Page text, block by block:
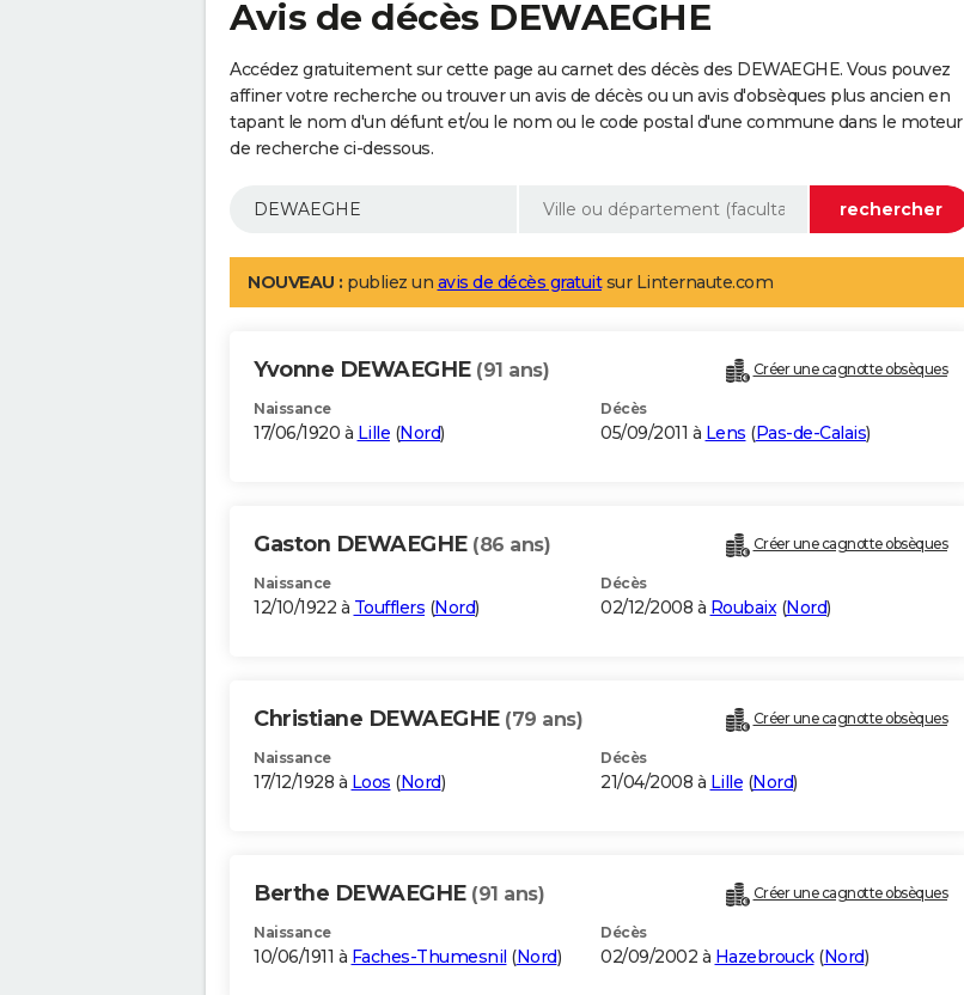
Avis de décès DEWAEGHE
Accédez gratuitement sur cette page au carnet des décès des DEWAEGHE. Vous pouvez
affiner votre recherche ou trouver un avis de décès ou un avis d'obsèques plus ancien en
tapant le nom d'un défunt et/ou le nom ou le code postal d'une commune dans le moteur
de recherche ci-dessous.
NOUVEAU : publiez un avis de décès gratuitsur Linternaute.com
Yvonne DEWAEGHE (91 ans) Créer une cagnotte obsèques
Naissance
17/06/1920 à Lille (Nord)
Décès
05/09/2011 à Lens (Pas-de-Calais)
Gaston DEWAEGHE (86 ans) Créer une cagnotte obsèques
Naissance
12/10/1922 à Toufflers (Nord)
Décès
02/12/2008 à Roubaix(Nord)
Christiane DEWAEGHE (79 ans) Créer une cagnotte obsèques
Naissance
17/12/1928 à Loos (Nord)
Décès
21/04/2008 à Lille (Nord)
Berthe DEWAEGHE (91 ans) Créer une cagnotte obsèques
Naissance
10/06/1911 à Faches-Thumesnil (Nord)
Décès
02/09/2002 à Hazebrouck(Nord)